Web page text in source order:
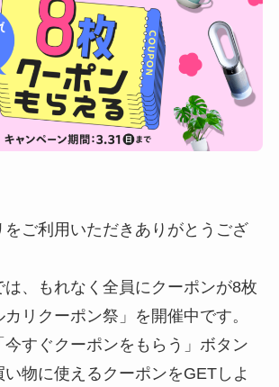
をご利用いただきありがとうござ
、もれなく全員にクーポンが8枚
リクーポン祭」を開催中です。
すぐクーポンをもらう」ボタン
物に使えるクーポンをGETしよ